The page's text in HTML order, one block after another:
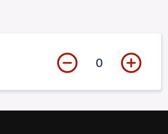
0